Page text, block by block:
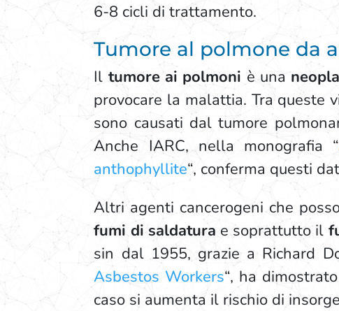
6-8 cicli di trattamento.
Tumore al polmone da
Iltumore ai polmoni è una
provocare la malattia. Tra queste
sono causati dal tumore
Anche IARC, nella monografia “
anthophyllite“, conferma questi
Altri agenti cancerogeni che
fumi di saldatura e soprattutto il
sin dal 1955, grazie a Richard
Asbestos Workers“, ha
caso si aumenta il rischio di